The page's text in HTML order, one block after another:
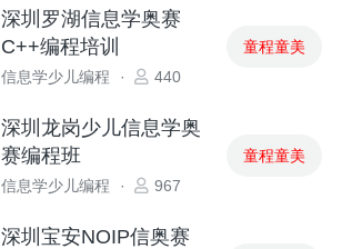
深圳罗湖信息学奥赛
C++编程培训
信息学少儿编程 · 440
童程童美
深圳龙岗少儿信息学奥
赛编程班
信息学少儿编程 · 967
童程童美
深圳宝安NOIP信奥赛